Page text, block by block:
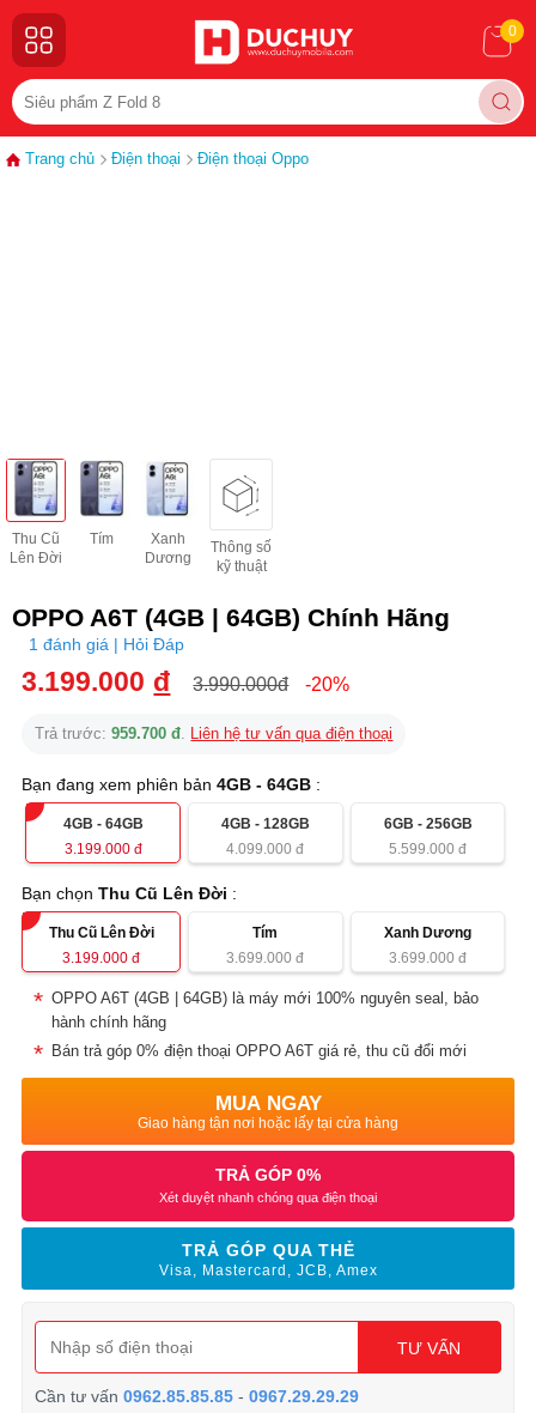
0
Trang chủ Điện thoại Điện thoại Oppo
Thu Cũ
Lên Đời
Tím
Xanh
Dương
Thông số
kỹ thuật
OPPO A6T (4GB | 64GB) Chính Hãng
1 đánh giá | Hỏi Đáp
3.199.000 đ 3.990.000đ -20%
Trả trước:959.700 đ. Liên hệ tư vấn qua điện thoại
Bạn đang xem phiên bản4GB - 64GB :
4GB - 64GB
3.199.000đ
4GB - 128GB
4.099.000 đ
6GB - 256GB
5.599.000 đ
Bạn chọnThu Cũ Lên Đời :
Thu Cũ Lên Đời
3.199.000 đ
Tím
3.699.000 đ
Xanh Dương
3.699.000 đ
OPPO A6T (4GB | 64GB) là máy mới 100% nguyên seal, bảo
hành chính hãng
Bán trả góp 0% điện thoại OPPO A6T giá rẻ, thu cũ đổi mới
MUA NGAY
Giao hàng tận nơi hoặc lấy tại cửa hàng
TRẢ GÓP 0%
Xét duyệt nhanh chóng qua điện thoại
TRẢ GÓP QUA THẺ
Visa, Mastercard, JCB, Amex
TƯ VẤN
Cần tư vấn0962.85.85.85 -0967.29.29.29